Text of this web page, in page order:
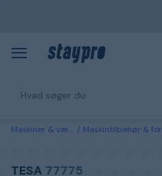
Maskiner & værktøj Maskintilbehør & forbrugsvarer
TESA 77775